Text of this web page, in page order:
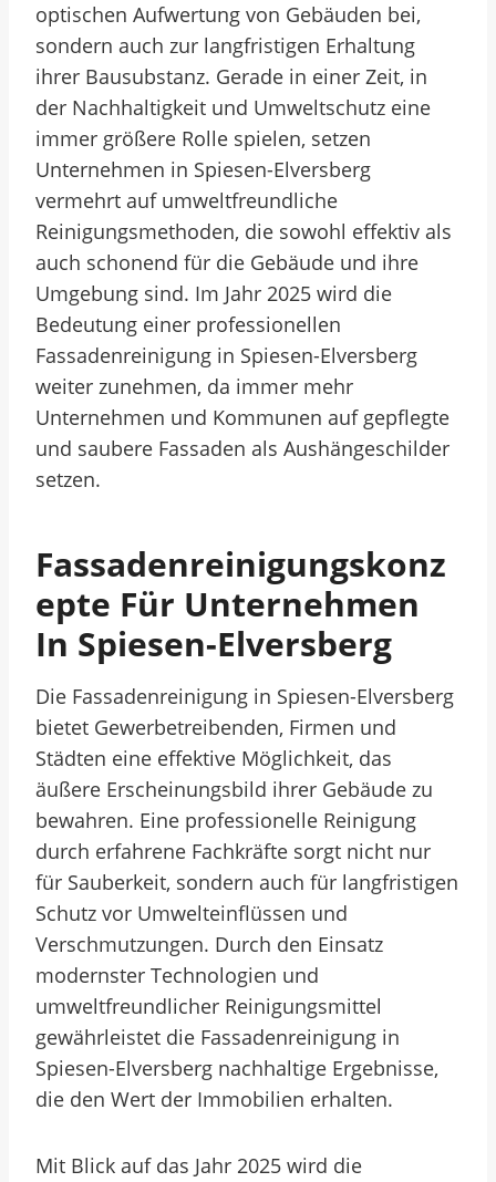
optischen Aufwertung von Gebäuden bei,
sondern auch zur langfristigen Erhaltung
ihrer Bausubstanz. Gerade in einer Zeit, in
der Nachhaltigkeit und Umweltschutz eine
immer größere Rolle spielen, setzen
Unternehmen in Spiesen-Elversberg
vermehrt auf umweltfreundliche
Reinigungsmethoden, die sowohl effektiv als
auch schonend für die Gebäude und ihre
Umgebung sind. Im Jahr 2025 wird die
Bedeutung einer professionellen
Fassadenreinigung in Spiesen-Elversberg
weiter zunehmen, da immer mehr
Unternehmen und Kommunen auf gepflegte
und saubere Fassaden als Aushängeschilder
setzen.
Fassadenreinigungskonz
Epte Für Unternehmen
In Spiesen-Elversberg
Die Fassadenreinigung in Spiesen-Elversberg
bietet Gewerbetreibenden, Firmen und
Städten eine effektive Möglichkeit, das
äußere Erscheinungsbild ihrer Gebäude zu
bewahren. Eine professionelle Reinigung
durch erfahrene Fachkräfte sorgt nicht nur
für Sauberkeit, sondern auch für langfristigen
Schutz vor Umwelteinflüssen und
Verschmutzungen. Durch den Einsatz
modernster Technologien und
umweltfreundlicher Reinigungsmittel
gewährleistet die Fassadenreinigung in
Spiesen-Elversberg nachhaltige Ergebnisse,
die den Wert der Immobilien erhalten.
Mit Blick auf das Jahr 2025 wird die